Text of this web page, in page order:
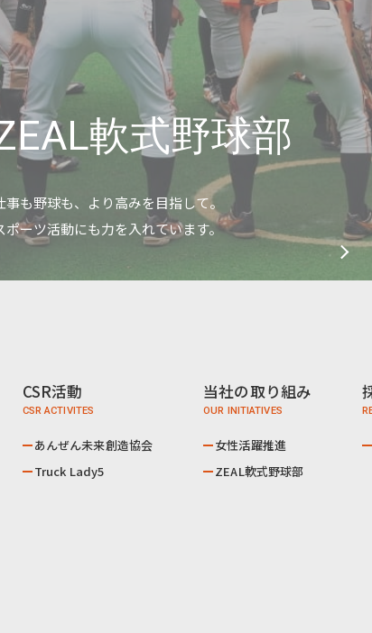
軟式野球部
事も野球も、より高みを目指して。
ポーツ活動にも力を入れています。
CSR活動
あんぜん未来創造協会
Truck Lady5
当社の取り組み
女性活躍推進
ZEAL軟式野球部